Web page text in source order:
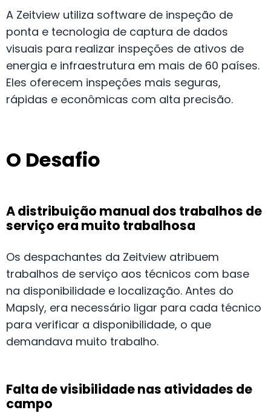
A Zeitview utiliza software de inspeção de
ponta e tecnologia de captura de dados
visuais para realizar inspeções de ativos de
energia e infraestrutura em mais de 60 países.
Eles oferecem inspeções mais seguras,
rápidas e econômicas com alta precisão.
O Desafio
A distribuição manual dos trabalhos de
serviço era muito trabalhosa
Os despachantes da Zeitview atribuem
trabalhos de serviço aos técnicos com base
na disponibilidade e localização. Antes do
Mapsly, era necessário ligar para cada técnico
para verificar a disponibilidade, o que
demandava muito trabalho.
Falta de visibilidade nas atividades de
campo